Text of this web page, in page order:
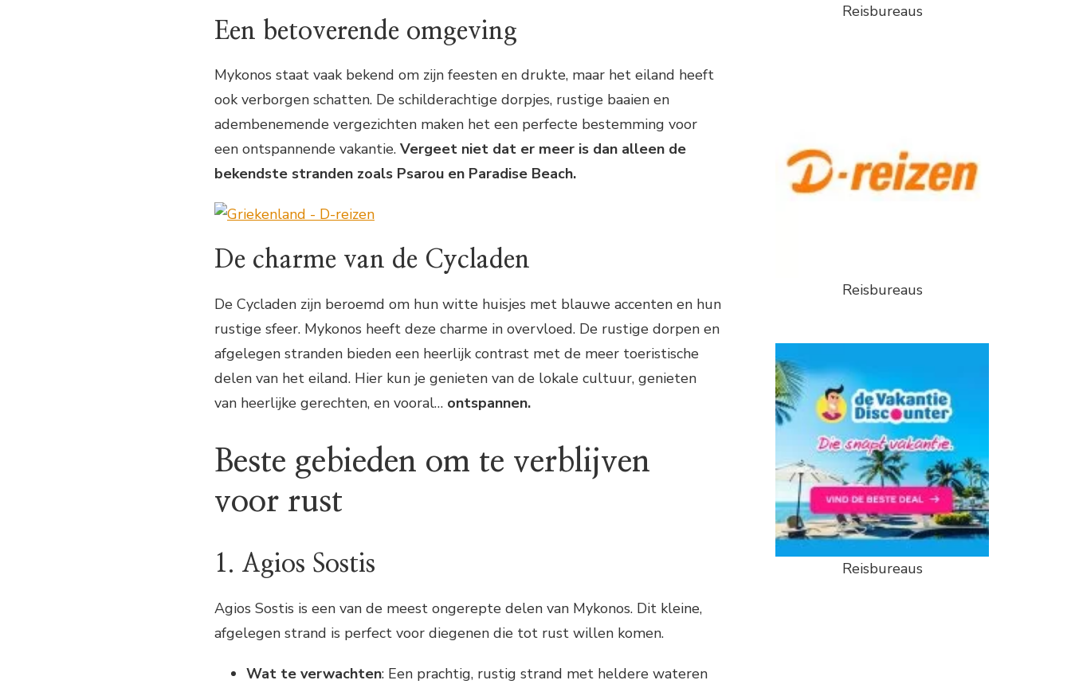
Een betoverende omgeving
Mykonos staat vaak bekend om zijn feesten en drukte, maar het eiland heeft
ook verborgen schatten. De schilderachtige dorpjes, rustige baaien en
adembenemende vergezichten maken het een perfecte bestemming voor
een ontspannende vakantie. Vergeet niet dat er meer is dan alleen de
bekendste stranden zoals Psarou en Paradise Beach.
De charme van de Cycladen
De Cycladen zijn beroemd om hun witte huisjes met blauwe accenten en hun
rustige sfeer. Mykonos heeft deze charme in overvloed. De rustige dorpen en
afgelegen stranden bieden een heerlijk contrast met de meer toeristische
delen van het eiland. Hier kun je genieten van de lokale cultuur, genieten
van heerlijke gerechten, en vooral… ontspannen.
Beste gebieden om te verblijven
voor rust
1. Agios Sostis
Agios Sostis is een van de meest ongerepte delen van Mykonos. Dit kleine,
afgelegen strand is perfect voor diegenen die tot rust willen komen.
Wat te verwachten: Een prachtig, rustig strand met heldere wateren
Reisbureaus
Reisbureaus
Reisbureaus